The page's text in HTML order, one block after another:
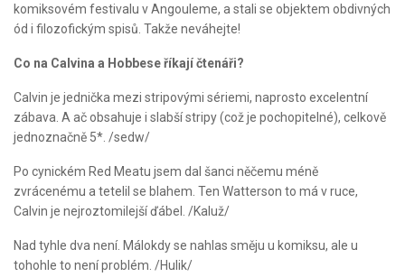
komiksovém festivalu v Angouleme, a stali se objektem obdivných
ód i filozofickým spisů. Takže neváhejte!
Co na Calvina a Hobbese říkají čtenáři?
Calvin je jednička mezi stripovými sériemi, naprosto excelentní
zábava. A ač obsahuje i slabší stripy (což je pochopitelné), celkově
jednoznačně 5*. /sedw/
Po cynickém Red Meatu jsem dal šanci něčemu méně
zvrácenému a tetelil se blahem. Ten Watterson to má v ruce,
Calvin je nejroztomilejší ďábel. /Kaluž/
Nad tyhle dva není. Málokdy se nahlas směju u komiksu, ale u
tohohle to není problém. /Hulik/